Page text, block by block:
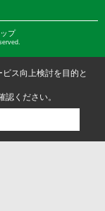
プ
ス向上検討を目的と
認ください。